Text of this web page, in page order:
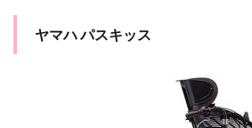
ヤマハ パスキッス